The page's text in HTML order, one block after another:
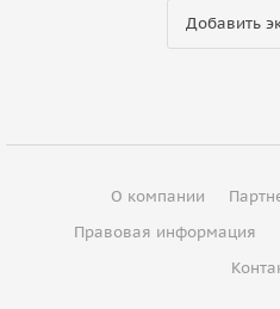
Добавить
О компании
Правовая информация